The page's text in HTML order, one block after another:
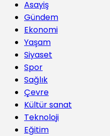
Asayiş
Gündem
Ekonomi
Yaşam
Siyaset
Spor
Sağlık
Çevre
Kültür sanat
Teknoloji
Eğitim